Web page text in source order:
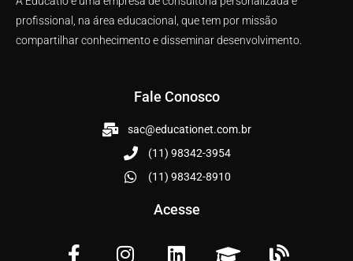
profissional, na área educacional, que tem por missão
compartilhar conhecimento e disseminar desenvolvimento.
Fale Conosco
sac@educationet.com.br
(11) 98342-3954
(11) 98342-8910
Acesse